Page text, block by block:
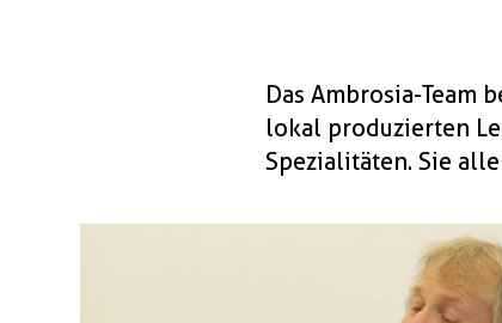
Das Ambrosia-
lokal produzierten
Spezialitäten. Sie